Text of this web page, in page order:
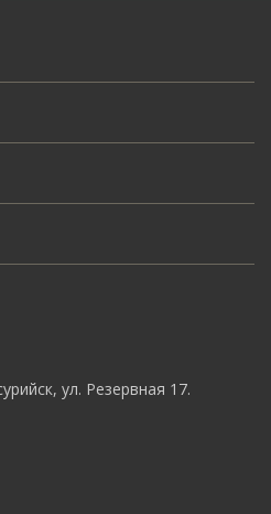
ул. Резервная 17.